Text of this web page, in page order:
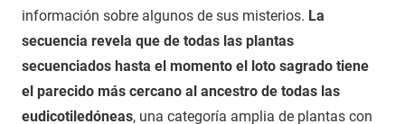
información sobre algunos de sus misterios. La
secuencia revela que de todas las plantas
secuenciados hasta el momento el loto sagrado tiene
el parecido más cercano al ancestro de todas las
eudicotiledóneas, una categoría amplia de plantas con